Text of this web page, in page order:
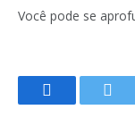
Você pode se
Facebook